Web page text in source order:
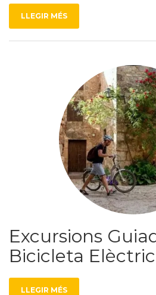
LLEGIR MÉS
Excursions
Bicicleta
LLEGIR MÉS